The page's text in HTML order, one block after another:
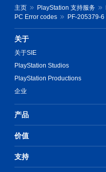
主页 PlayStation 支持服务
PC Error codes
PF-205379-6
关于
关于SIE
PlayStation Studios
PlayStation Productions
企业
产品
价值
支持